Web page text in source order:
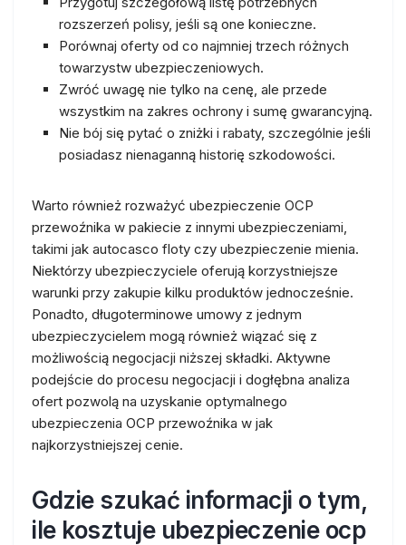
rozszerzeń polisy, jeśli są one konieczne.
Porównaj oferty od co najmniej trzech różnych
towarzystw ubezpieczeniowych.
Zwróć uwagę nie tylko na cenę, ale przede
wszystkim na zakres ochrony i sumę gwarancyjną.
Nie bój się pytać o zniżki i rabaty, szczególnie jeśli
posiadasz nienaganną historię szkodowości.
Warto również rozważyć ubezpieczenie OCP
przewoźnika w pakiecie z innymi ubezpieczeniami,
takimi jak autocasco floty czy ubezpieczenie mienia.
Niektórzy ubezpieczyciele oferują korzystniejsze
warunki przy zakupie kilku produktów jednocześnie.
Ponadto, długoterminowe umowy z jednym
ubezpieczycielem mogą również wiązać się z
możliwością negocjacji niższej składki. Aktywne
podejście do procesu negocjacji i dogłębna analiza
ofert pozwolą na uzyskanie optymalnego
ubezpieczenia OCP przewoźnika w jak
najkorzystniejszej cenie.
Gdzie szukać informacji o tym,
ile kosztuje ubezpieczenie ocp